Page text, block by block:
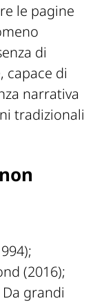
le pagine
di
capace di
narrativa
tradizionali
(2016);
grandi